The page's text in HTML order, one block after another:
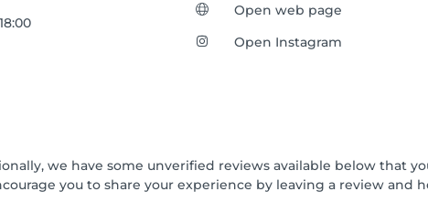
Open web page
Open Instagram
we have some unverified reviews available below that
you to share your experience by leaving a review and